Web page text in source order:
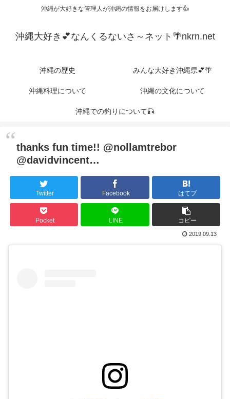
沖縄が大好きな管理人が沖縄の情報をお届けします👍
沖縄大好き💕なんくるないさ～ネット🌴nkrn.net
沖縄の歴史 みんな大好き沖縄県💕🌴
沖縄料理について 沖縄の文化について
沖縄での釣りについて🎣
thanks fun time!! @nollamtrebor
@davidvincent…
Twitter Facebook はてブ
Pocket LINE コピー
2019.09.13